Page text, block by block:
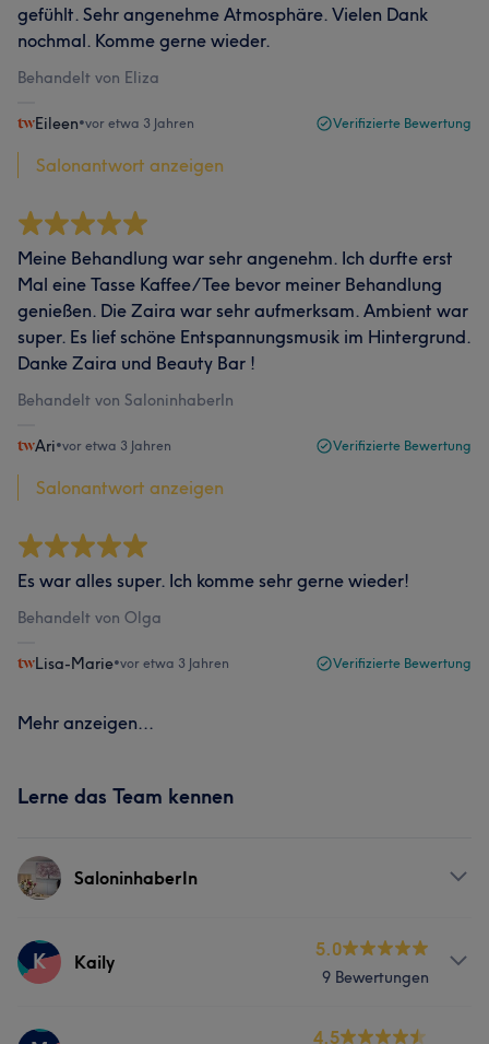
gefühlt. Sehr angenehme Atmosphäre. Vielen Dank
nochmal. Komme gerne wieder.
Behandelt von Eliza
Eileen•vor etwa 3 Jahren Verifizierte Bewertung
Salonantwort anzeigen
Meine Behandlung war sehr angenehm. Ich durfte erst
Mal eine Tasse Kaffee/Tee bevor meiner Behandlung
genießen. Die Zaira war sehr aufmerksam. Ambient war
super. Es lief schöne Entspannungsmusik im Hintergrund.
Danke Zaira und Beauty Bar !
Behandelt von SaloninhaberIn
Ari•vor etwa 3 Jahren Verifizierte Bewertung
Salonantwort anzeigen
Es war alles super. Ich komme sehr gerne wieder!
Behandelt von Olga
Lisa-Marie•vor etwa 3 Jahren Verifizierte Bewertung
Mehr anzeigen...
Lerne das Team kennen
SaloninhaberIn
Services
K Kaily
5.0
9 Bewertungen
Services 4.5